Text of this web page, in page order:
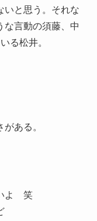
いと思う。それな
な言動の須藤、中
る松井。
ある。
よ 笑